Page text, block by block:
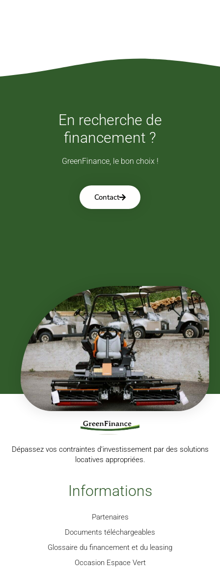
En recherche de
financement ?
GreenFinance, le bon choix !
Contact
Dépassez vos contraintes d’investissement par des solutions
locatives appropriées.
Informations
Partenaires
Documents téléchargeables
Glossaire du financement et du leasing
Occasion Espace Vert